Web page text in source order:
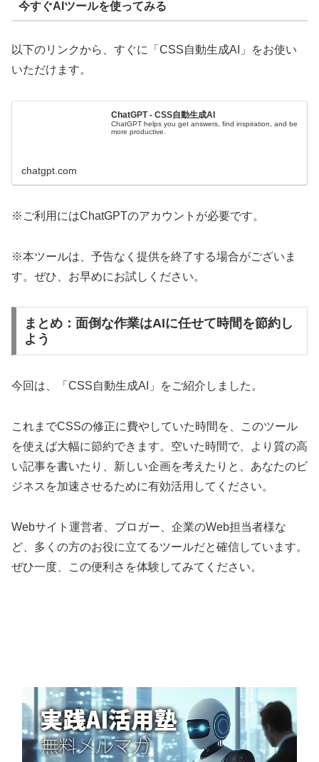
今すぐAIツールを使ってみる
以下のリンクから、すぐに「CSS自動生成AI」をお使い
いただけます。
ChatGPT - CSS自動生成AI
ChatGPT helps you get answers, find inspiration, and be
more productive.
chatgpt.com
※ご利用にはChatGPTのアカウントが必要です。
※本ツールは、予告なく提供を終了する場合がございま
す。ぜひ、お早めにお試しください。
まとめ：面倒な作業はAIに任せて時間を節約し
よう
今回は、「CSS自動生成AI」をご紹介しました。
これまでCSSの修正に費やしていた時間を、このツール
を使えば大幅に節約できます。空いた時間で、より質の高
い記事を書いたり、新しい企画を考えたりと、あなたのビ
ジネスを加速させるために有効活用してください。
Webサイト運営者、ブロガー、企業のWeb担当者様な
ど、多くの方のお役に立てるツールだと確信しています。
ぜひ一度、この便利さを体験してみてください。